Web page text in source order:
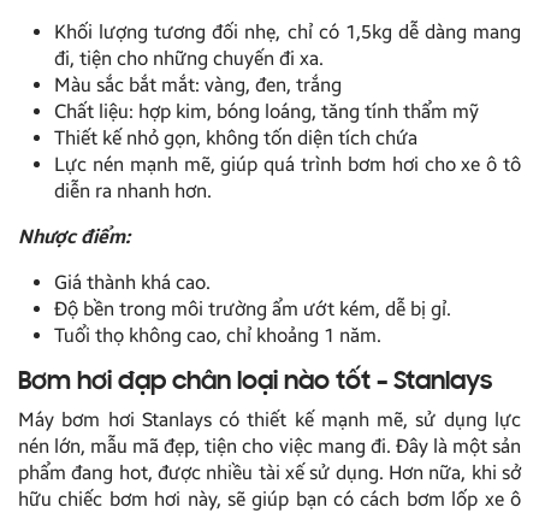
Khối lượng tương đối nhẹ, chỉ có 1,5kg dễ dàng mang
đi, tiện cho những chuyến đi xa.
Màu sắc bắt mắt: vàng, đen, trắng
Chất liệu: hợp kim, bóng loáng, tăng tính thẩm mỹ
Thiết kế nhỏ gọn, không tốn diện tích chứa
Lực nén mạnh mẽ, giúp quá trình bơm hơi cho xe ô tô
diễn ra nhanh hơn.
Nhược điểm:
Giá thành khá cao.
Độ bền trong môi trường ẩm ướt kém, dễ bị gỉ.
Tuổi thọ không cao, chỉ khoảng 1 năm.
Bơm hơi đạp chân loại nào tốt – Stanlays
Máy bơm hơi Stanlays có thiết kế mạnh mẽ, sử dụng lực
nén lớn, mẫu mã đẹp, tiện cho việc mang đi. Đây là một sản
phẩm đang hot, được nhiều tài xế sử dụng. Hơn nữa, khi sở
hữu chiếc bơm hơi này, sẽ giúp bạn cócách bơm lốp xe ô